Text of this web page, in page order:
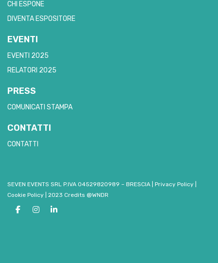
CHI ESPONE
DIVENTA ESPOSITORE
EVENTI
EVENTI 2025
RELATORI 2025
PRESS
COMUNICATI STAMPA
CONTATTI
CONTATTI
SEVEN EVENTS SRL P.IVA 04529820989 – BRESCIA Privacy Policy
Cookie Policy
2023 Credits @WNDR